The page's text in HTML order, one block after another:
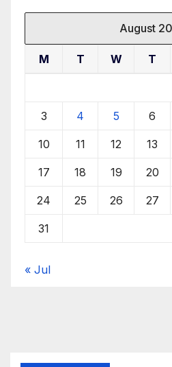
August
M T W T
3 4 5 6
10 11 12 13
17 18 19 20
24 25 26 27
31
« Jul